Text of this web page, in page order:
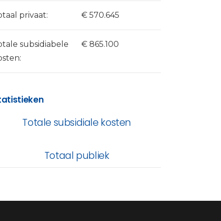
privaat: € 570.645
subsidiabele
€ 865.100
Totale subsidiale kosten
Totaal publiek